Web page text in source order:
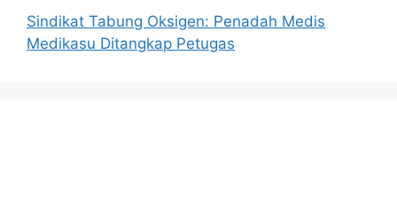
Sindikat Tabung Oksigen: Penadah Medis
Medikasu Ditangkap Petugas